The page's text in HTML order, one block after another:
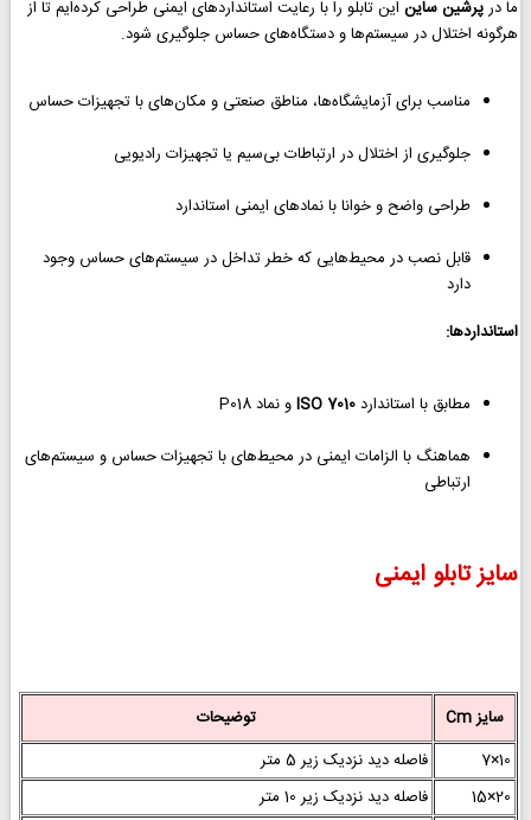
ما درپرشین ساین این تابلو را با رعایت استانداردهای ایمنی طراحی کرده‌ایم تا از
هرگونه اختلال در سیستم‌ها و دستگاه‌های حساس جلوگیری شود.
مناسب برای آزمایشگاه‌ها، مناطق صنعتی و مکان‌های با تجهیزات حساس
جلوگیری از اختلال در ارتباطات بی‌سیم یا تجهیزات رادیویی
طراحی واضح و خوانا با نمادهای ایمنی استاندارد
قابل نصب در محیط‌هایی که خطر تداخل در سیستم‌های حساس وجود
دارد
استانداردها:
مطابق با استانداردISO 7010و نماد P018
هماهنگ با الزامات ایمنی در محیط‌های با تجهیزات حساس و سیستم‌های
ارتباطی
سایز تابلو ایمنی
سایز Cm
توضیحات
10×7
فاصله دید نزدیک زیر 5 متر
20×15
فاصله دید نزدیک زیر 10 متر